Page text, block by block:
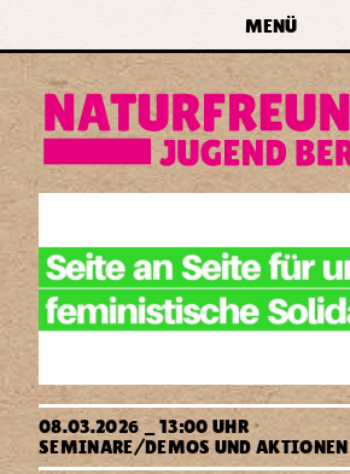
zum Inhalt
forum
naturfreundejugend
MENÜ
Aufruf
zur
Demo
08.03.2026 _ 13:00 UHR
SEMINARE DEMOS UND AKTIONEN